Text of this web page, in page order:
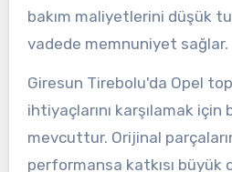
bakım maliyetlerini düşük
vadede memnuniyet sağlar.
Giresun Tirebolu'da Opel
ihtiyaçlarını karşılamak için
mevcuttur. Orijinal
performansa katkısı